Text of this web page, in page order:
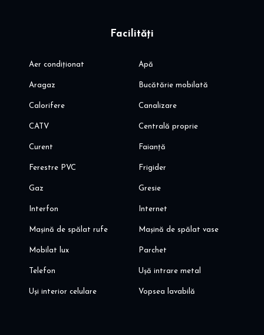
Facilități
Aer condiționat Apă
Aragaz Bucătărie mobilată
Calorifere Canalizare
CATV Centrală proprie
Curent Faianță
Ferestre PVC Frigider
Gaz Gresie
Interfon Internet
Mașină de spălat rufe Mașină de spălat vase
Mobilat lux Parchet
Telefon Ușă intrare metal
Uși interior celulare Vopsea lavabilă